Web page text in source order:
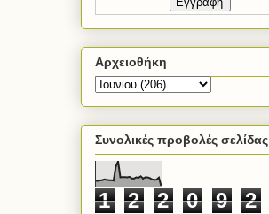
Αρχειοθήκη
Συνολικές προβολές σελίδας
1 2 2 0 9
2